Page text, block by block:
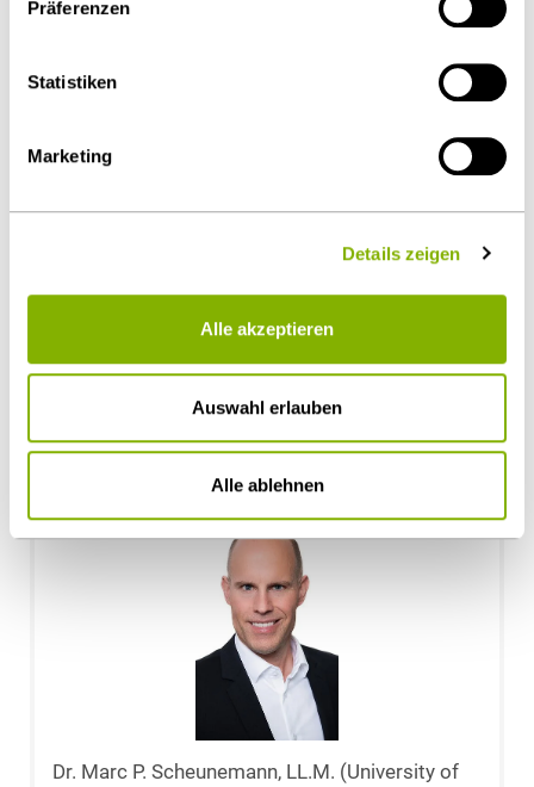
über dieCookie-Einstellungen
widerrufen oder ändern.
Präferenzen
Statistiken
Marketing
Details zeigen
Alle akzeptieren
Auswahl erlauben
Alle ablehnen
Prof. Dr. Georg Streit
München
g.streit@heuking.de
Dr. Marc P. Scheunemann, LL.M. (University of